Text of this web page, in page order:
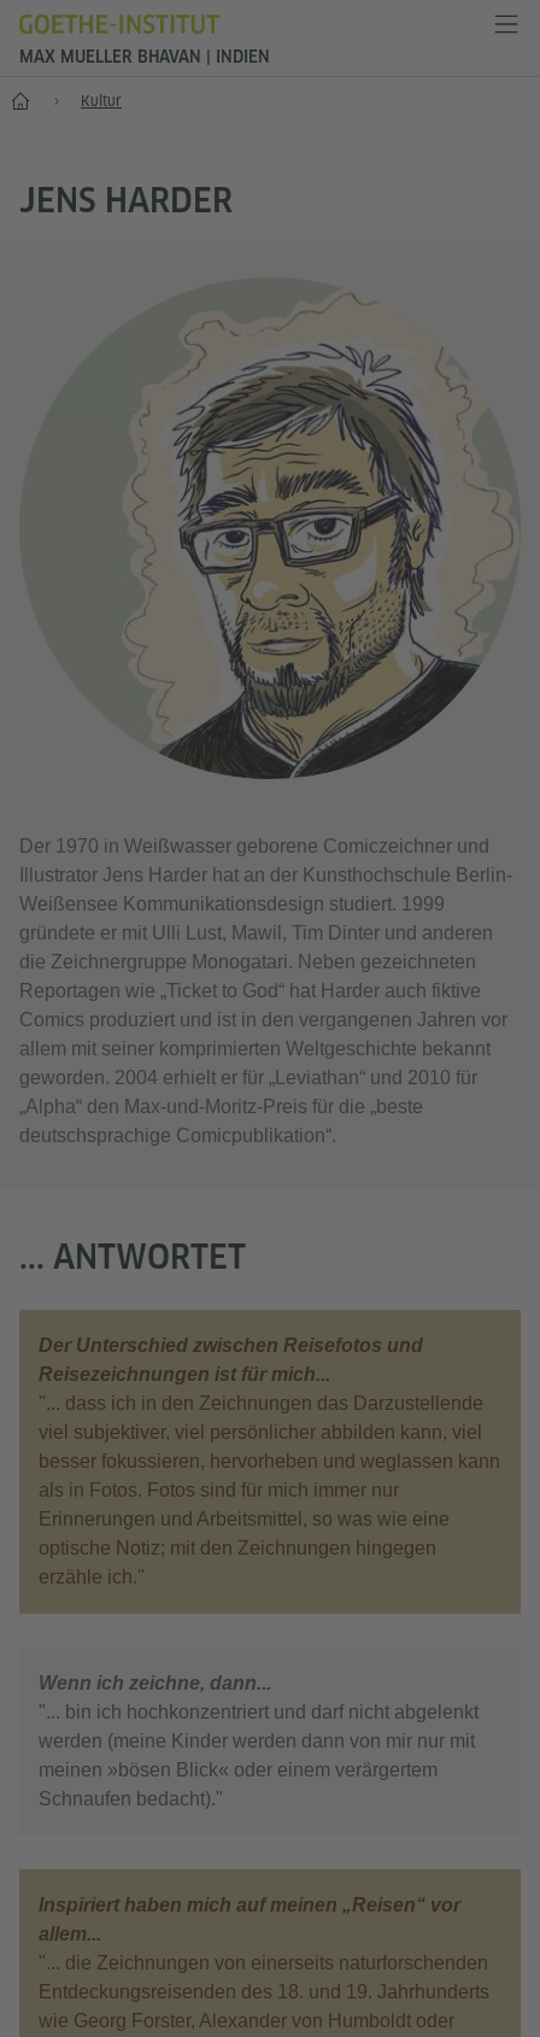
MAX MUELLER BHAVAN | INDIEN
Start Kultur
JENS HARDER
Der 1970 in Weißwasser geborene Comiczeichner und
Illustrator Jens Harder hat an der Kunsthochschule Berlin-
Weißensee Kommunikationsdesign studiert. 1999
gründete er mit Ulli Lust, Mawil, Tim Dinter und anderen
die Zeichnergruppe Monogatari. Neben gezeichneten
Reportagen wie „Ticket to God“ hat Harder auch fiktive
Comics produziert und ist in den vergangenen Jahren vor
allem mit seiner komprimierten Weltgeschichte bekannt
geworden. 2004 erhielt er für „Leviathan“ und 2010 für
„Alpha“ den Max-und-Moritz-Preis für die „beste
deutschsprachige Comicpublikation“.
... ANTWORTET
Der Unterschied zwischen Reisefotos und
Reisezeichnungen ist für mich...
"... dass ich in den Zeichnungen das Darzustellende
viel subjektiver, viel persönlicher abbilden kann, viel
besser fokussieren, hervorheben und weglassen kann
als in Fotos. Fotos sind für mich immer nur
Erinnerungen und Arbeitsmittel, so was wie eine
optische Notiz; mit den Zeichnungen hingegen
erzähle ich."
Wenn ich zeichne, dann...
"... bin ich hochkonzentriert und darf nicht abgelenkt
werden (meine Kinder werden dann von mir nur mit
meinen »bösen Blick« oder einem verärgertem
Schnaufen bedacht)."
Inspiriert haben mich auf meinen „Reisen“ vor
allem...
"... die Zeichnungen von einerseits naturforschenden
Entdeckungsreisenden des 18. und 19. Jahrhunderts
wie Georg Forster, Alexander von Humboldt oder